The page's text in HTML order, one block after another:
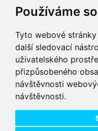
Používáme
Tyto webové
další sledovací
uživatelského
přizpůsobeného
návštěvnosti
návštěvnosti.
VIP servis
na zakoupená
elektrokola
Doprava ZDARMA
pro objednávky nad